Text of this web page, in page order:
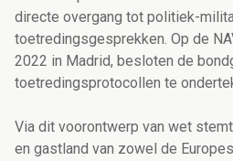
directe overgang tot politiek-
toetredingsgesprekken. Op de
2022 in Madrid, besloten de
toetredingsprotocollen te
Via dit voorontwerp van wet
en gastland van zowel de